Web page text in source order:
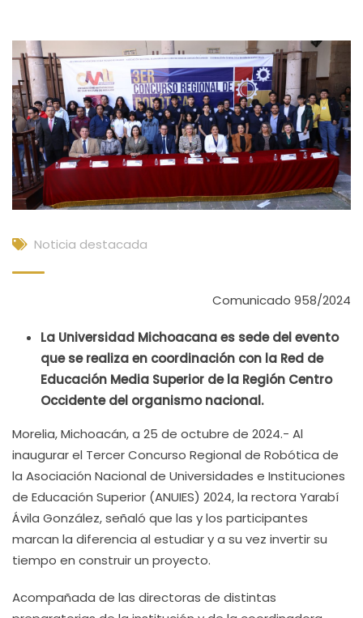
Noticia destacada
Comunicado 958/2024
La Universidad Michoacana es sede del evento
que se realiza en coordinación con la Red de
Educación Media Superior de la Región Centro
Occidente del organismo nacional.
Morelia, Michoacán, a 25 de octubre de 2024.- Al
inaugurar el Tercer Concurso Regional de Robótica de
la Asociación Nacional de Universidades e Instituciones
de Educación Superior (ANUIES) 2024, la rectora Yarabí
Ávila González, señaló que las y los participantes
marcan la diferencia al estudiar y a su vez invertir su
tiempo en construir un proyecto.
Acompañada de las directoras de distintas